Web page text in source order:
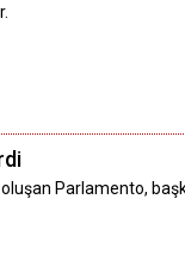
Parlamento,